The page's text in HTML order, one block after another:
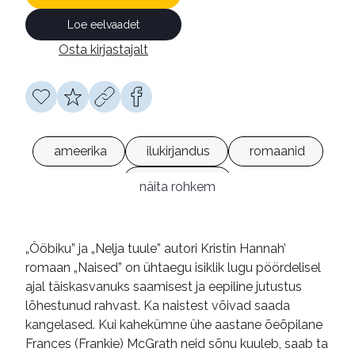
Loe eelvaadet
Osta kirjastajalt
ameerika ilukirjandus
romaanid
e-raamatud
näita rohkem
„Ööbiku” ja „Nelja tuule” autori Kristin Hannah’
romaan „Naised” on ühtaegu isiklik lugu pöördelisel
ajal täiskasvanuks saamisest ja eepiline jutustus
lõhestunud rahvast. Ka naistest võivad saada
kangelased. Kui kahekümne ühe aastane õeõpilane
Frances (Frankie) McGrath neid sõnu kuuleb, saab ta